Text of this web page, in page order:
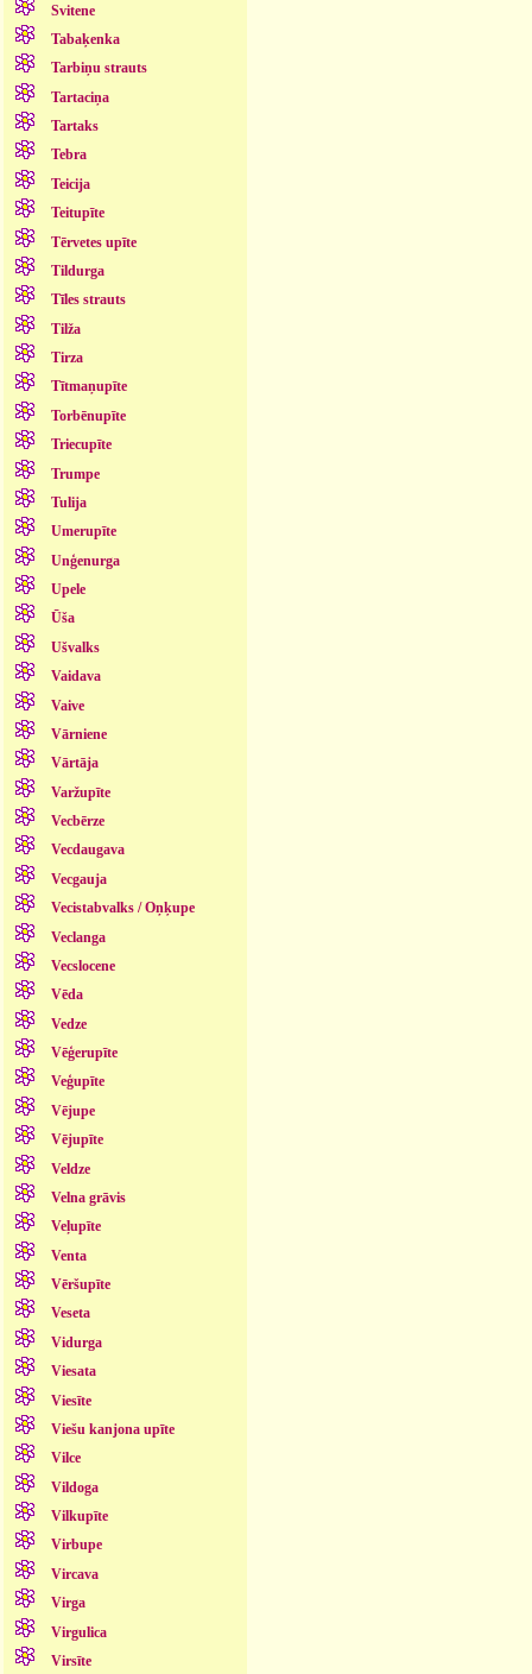
Svitene
Tabaķenka
Tarbiņu strauts
Tartaciņa
Tartaks
Tebra
Teicija
Teitupīte
Tērvetes upīte
Tildurga
Tīles strauts
Tilža
Tirza
Tītmaņupīte
Torbēnupīte
Triecupīte
Trumpe
Tulija
Umerupīte
Unģenurga
Upele
Ūša
Ušvalks
Vaidava
Vaive
Vārniene
Vārtāja
Varžupīte
Vecbērze
Vecdaugava
Vecgauja
Vecistabvalks / Oņķupe
Veclanga
Vecslocene
Vēda
Vedze
Vēģerupīte
Veģupīte
Vējupe
Vējupīte
Veldze
Velna grāvis
Veļupīte
Venta
Vēršupīte
Veseta
Vidurga
Viesata
Viesīte
Viešu kanjona upīte
Vilce
Vildoga
Vilkupīte
Virbupe
Vircava
Virga
Virgulica
Virsīte